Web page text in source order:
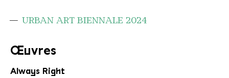
URBAN ART BIENNALE 2024
Œuvres
Always Right